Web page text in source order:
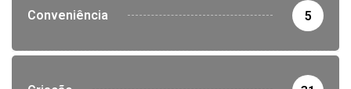
Conveniência 5